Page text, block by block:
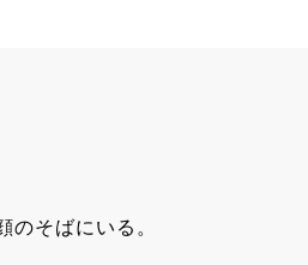
のそばにいる。